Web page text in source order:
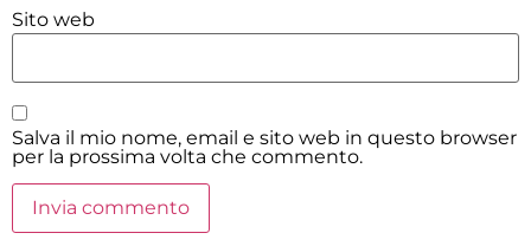
Sito web
Salva il mio nome, email e sito web in questo browser
per la prossima volta che commento.